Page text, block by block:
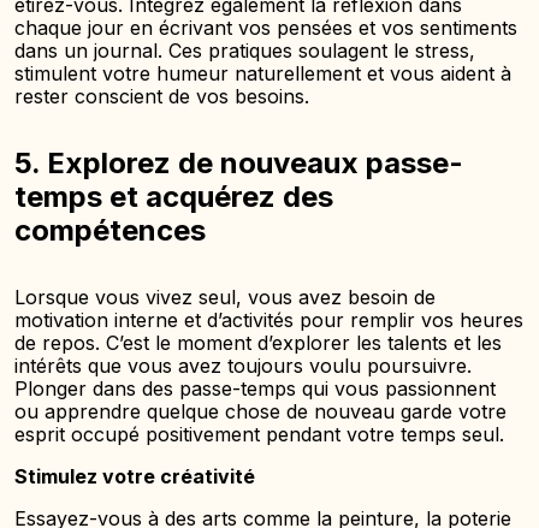
étirez-vous. Intégrez également la réflexion dans
chaque jour en écrivant vos pensées et vos sentiments
dans un journal. Ces pratiques soulagent le stress,
stimulent votre humeur naturellement et vous aident à
rester conscient de vos besoins.
5. Explorez de nouveaux passe-
temps et acquérez des
compétences
Lorsque vous vivez seul, vous avez besoin de
motivation interne et d’activités pour remplir vos heures
de repos. C’est le moment d’explorer les talents et les
intérêts que vous avez toujours voulu poursuivre.
Plonger dans des passe-temps qui vous passionnent
ou apprendre quelque chose de nouveau garde votre
esprit occupé positivement pendant votre temps seul.
Stimulez votre créativité
Essayez-vous à des arts comme la peinture, la poterie